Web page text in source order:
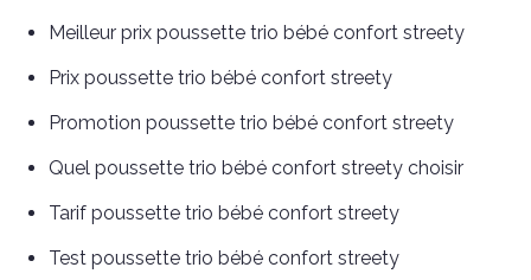
Meilleur prix poussette trio bébé confort streety
Prix poussette trio bébé confort streety
Promotion poussette trio bébé confort streety
Quel poussette trio bébé confort streety choisir
Tarif poussette trio bébé confort streety
Test poussette trio bébé confort streety